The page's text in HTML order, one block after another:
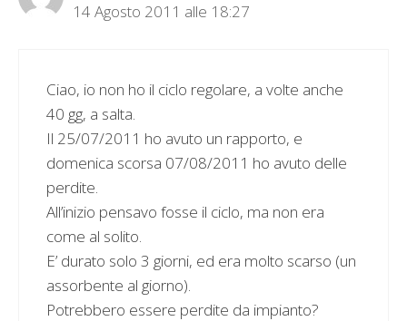
14 Agosto 2011 alle 18:27
Ciao, io non ho il ciclo regolare, a volte anche
40 gg, a salta.
Il 25/07/2011 ho avuto un rapporto, e
domenica scorsa 07/08/2011 ho avuto delle
perdite.
All’inizio pensavo fosse il ciclo, ma non era
come al solito.
E’ durato solo 3 giorni, ed era molto scarso (un
assorbente al giorno).
Potrebbero essere perdite da impianto?